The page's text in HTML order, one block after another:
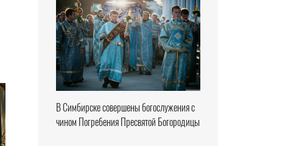
В Симбирске совершены богослужения с
чином Погребения Пресвятой Богородицы